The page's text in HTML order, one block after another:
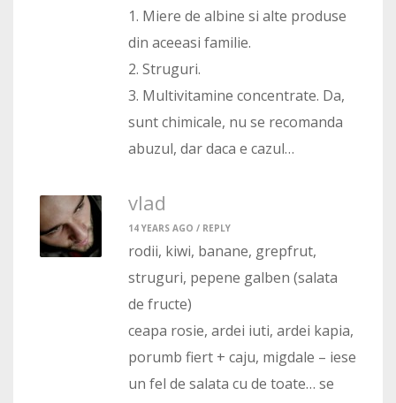
1. Miere de albine si alte produse
din aceeasi familie.
2. Struguri.
3. Multivitamine concentrate. Da,
sunt chimicale, nu se recomanda
abuzul, dar daca e cazul…
vlad
14 YEARS AGO / REPLY
rodii, kiwi, banane, grepfrut,
struguri, pepene galben (salata
de fructe)
ceapa rosie, ardei iuti, ardei kapia,
porumb fiert + caju, migdale – iese
un fel de salata cu de toate… se